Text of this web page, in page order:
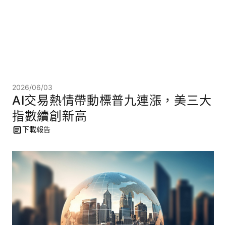
2026/06/03
AI交易熱情帶動標普九連漲，美三大
指數續創新高
下載報告